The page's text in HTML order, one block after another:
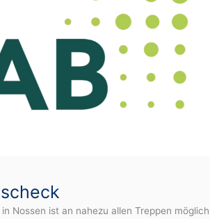
Nossen ist an nahezu allen Treppen möglich